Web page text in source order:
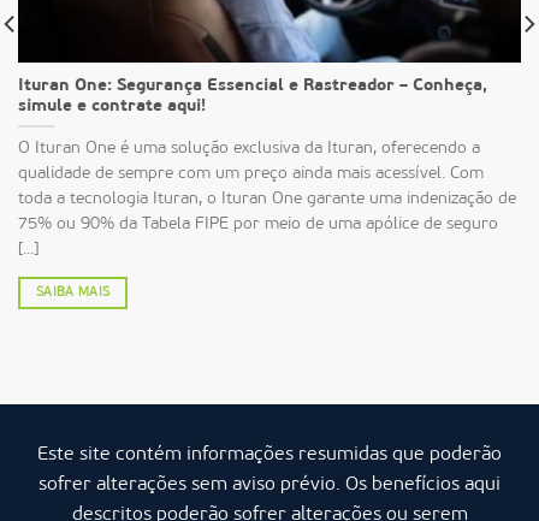
Ituran One: Segurança Essencial e Rastreador – Conheça,
simule e contrate aqui!
O Ituran One é uma solução exclusiva da Ituran, oferecendo a
qualidade de sempre com um preço ainda mais acessível. Com
toda a tecnologia Ituran, o Ituran One garante uma indenização de
75% ou 90% da Tabela FIPE por meio de uma apólice de seguro
[...]
SAIBA MAIS
Este site contém informações resumidas que poderão
sofrer alterações sem aviso prévio. Os benefícios aqui
descritos poderão sofrer alterações ou serem